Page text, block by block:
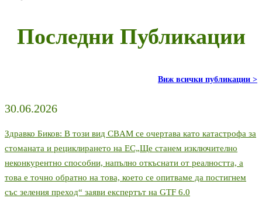
Последни Публикации
Виж всички публикации >
30.06.2026
Здравко Биков: В този вид CBAM се очертава като катастрофа за
стоманата и рециклирането на ЕС„Ще станем изключително
неконкурентно способни, напълно откъснати от реалността, а
това е точно обратно на това, което се опитваме да постигнем
със зеления преход“ заяви експертът на GTF 6.0